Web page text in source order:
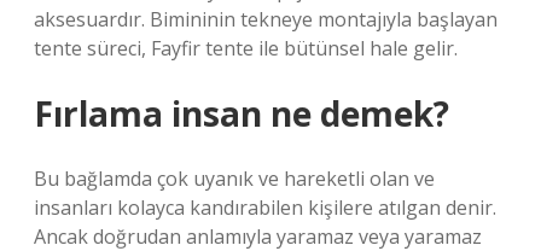
aksesuardır. Bimininin tekneye montajıyla başlayan
tente süreci, Fayfir tente ile bütünsel hale gelir.
Fırlama insan ne demek?
Bu bağlamda çok uyanık ve hareketli olan ve
insanları kolayca kandırabilen kişilere atılgan denir.
Ancak doğrudan anlamıyla yaramaz veya yaramaz